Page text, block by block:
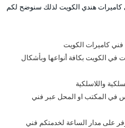
كاميرات هندي الكويت لذلك سنوضح لكم
فني كاميرات الكويت
في الكويت بكافة أنواعها وبأشكال
واللاسلكية
في المكتب او المحل عبر فني
على مدار الساعة لخدمتكم فني